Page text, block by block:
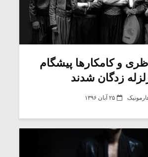
و کامکارها پیشگام
زدگان شدند
۲۵ آبان ۱۳۹۶